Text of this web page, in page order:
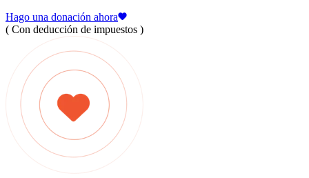
Hago una donación ahora
( Con deducción de impuestos )